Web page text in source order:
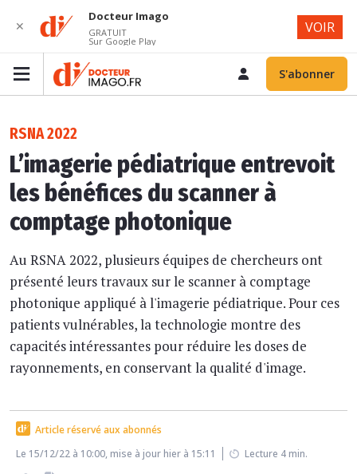
S'abonner
RSNA 2022
L’imagerie pédiatrique entrevoit
les bénéfices du scanner à
comptage photonique
Au RSNA 2022, plusieurs équipes de chercheurs ont
présenté leurs travaux sur le scanner à comptage
photonique appliqué à l'imagerie pédiatrique. Pour ces
patients vulnérables, la technologie montre des
capacités intéressantes pour réduire les doses de
rayonnements, en conservant la qualité d'image.
Article réservé aux abonnés
Le 15/12/22 à 10:00, mise à jour hier à 15:11
Lecture 4 min.
✕
Docteur Imago
GRATUIT
Sur Google Play
VOIR